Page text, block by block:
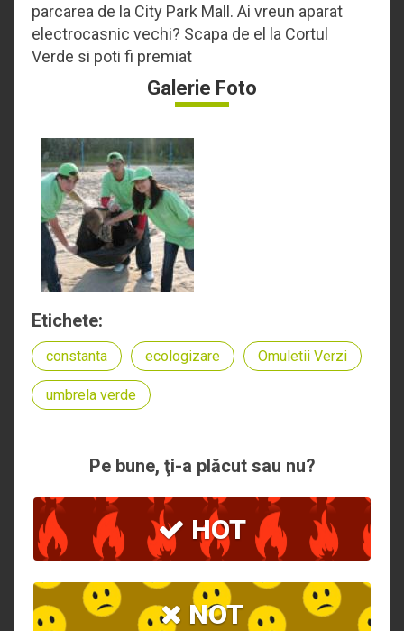
parcarea de la City Park Mall. Ai vreun aparat
electrocasnic vechi? Scapa de el la Cortul
Verde si poti fi premiat
Galerie Foto
Etichete:
constanta ecologizare Omuletii Verzi
umbrela verde
Pe bune, ţi-a plăcut sau nu?
HOT
NOT